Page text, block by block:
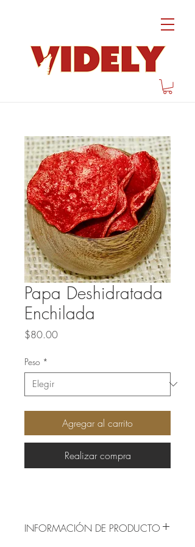
Papa Deshidratada
Enchilada
$80.00Precio
Peso *
Agregar al carrito
Realizar compra
INFORMACIÓN DE PRODUCTO